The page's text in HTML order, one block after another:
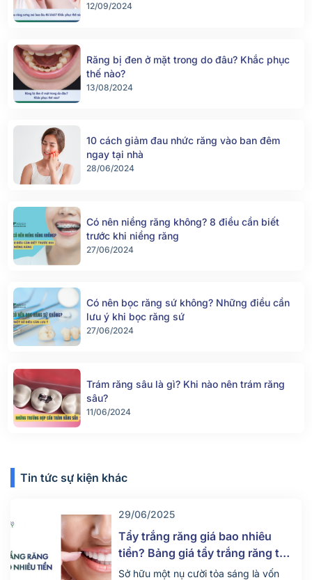
12/09/2024
Răng bị đen ở mặt trong do đâu? Khắc phục
thế nào?
13/08/2024
10 cách giảm đau nhức răng vào ban đêm
ngay tại nhà
28/06/2024
Có nên niềng răng không? 8 điều cần biết
trước khi niềng răng
27/06/2024
Có nên bọc răng sứ không? Những điều cần
lưu ý khi bọc răng sứ
27/06/2024
Trám răng sâu là gì? Khi nào nên trám răng
sâu?
11/06/2024
Tin tức sự kiện khác
29/06/2025
Tẩy trắng răng giá bao nhiêu
tiền? Bảng giá tẩy trắng răng tại
nha khoa mới nhất 2025
Sở hữu một nụ cười tỏa sáng là vốn